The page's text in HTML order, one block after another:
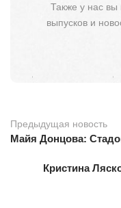
Также у нас
выпусков и
Предыдущая новость
Майя Донцова:
Кристина